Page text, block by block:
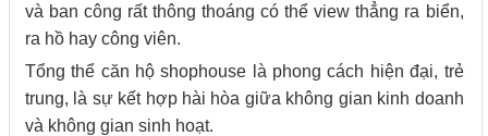
và ban công rất thông thoáng có thể view thẳng ra biển,
ra hồ hay công viên.
Tổng thể căn hộ shophouse là phong cách hiện đại, trẻ
trung, là sự kết hợp hài hòa giữa không gian kinh doanh
và không gian sinh hoạt.